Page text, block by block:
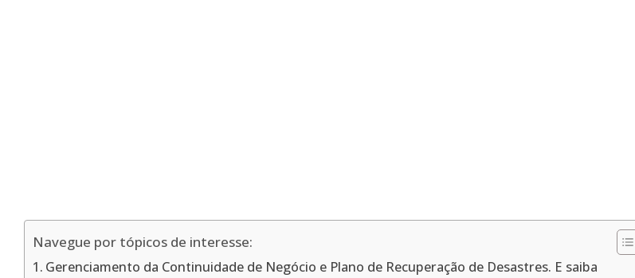
Navegue por tópicos de interesse:
Gerenciamento da Continuidade de Negócio e Plano de Recuperação de Desastres. E saiba